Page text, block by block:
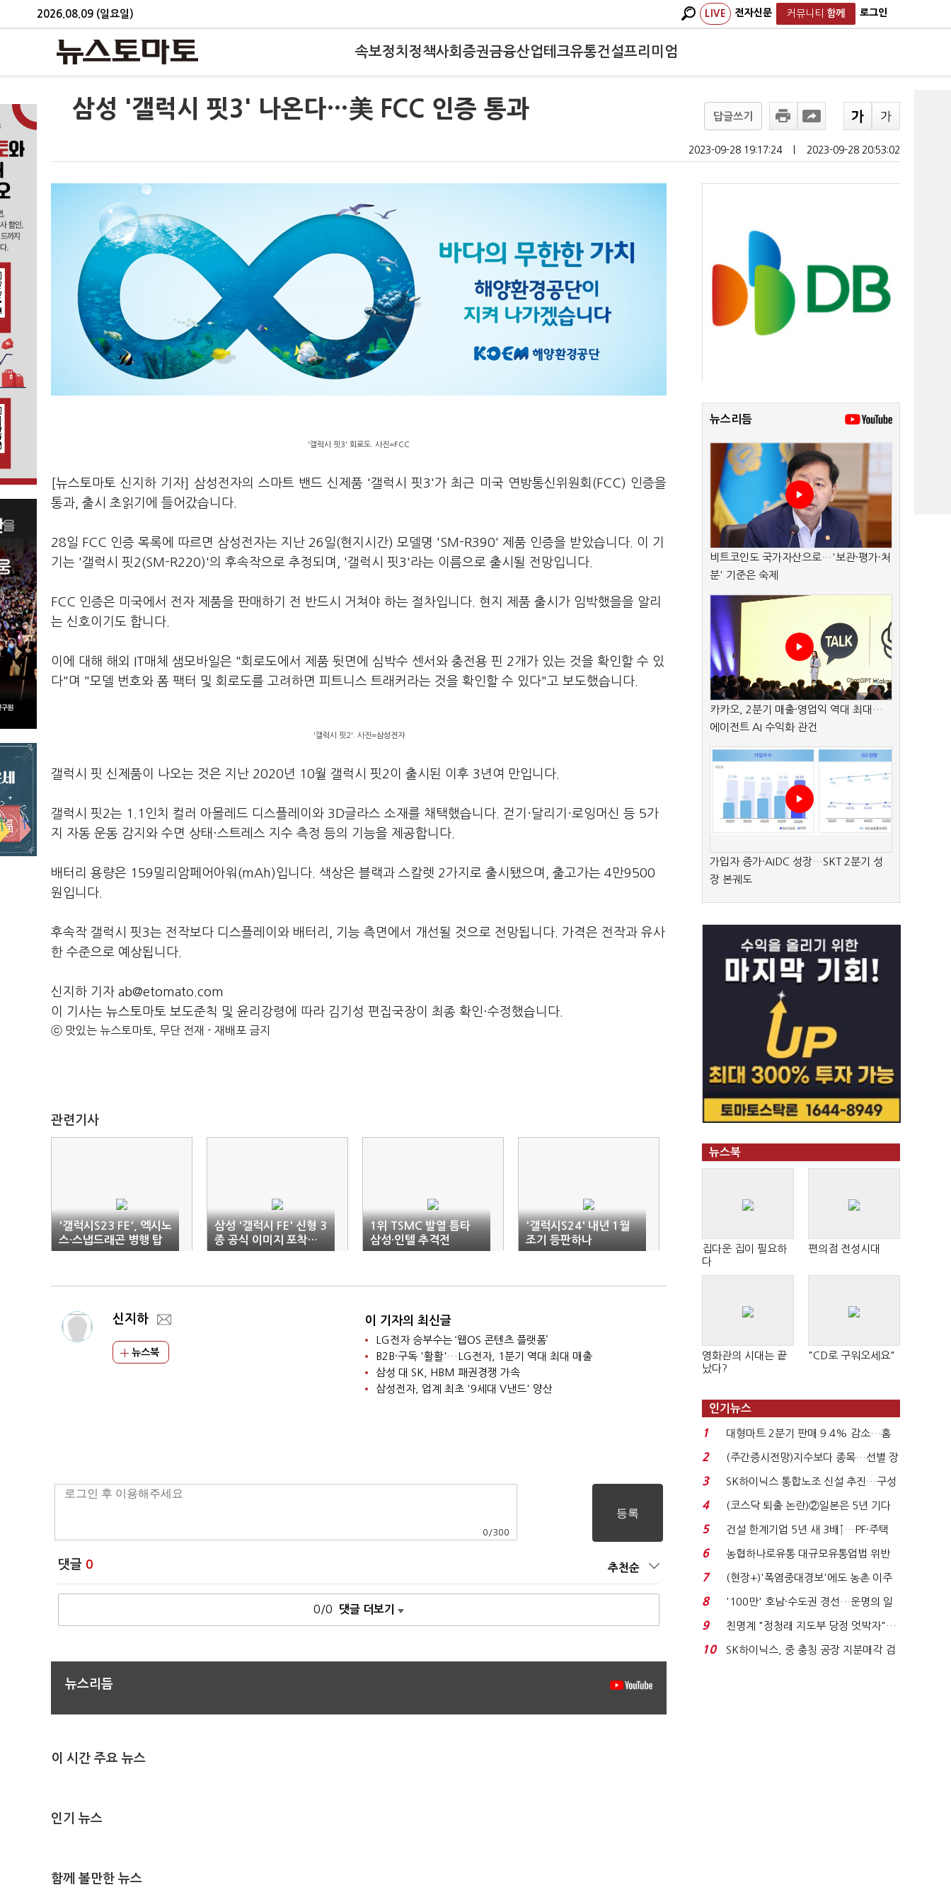
2026.08.09 (일요일) LIVE 전자신문 커뮤니티 함께 로그인
속보정치 정책사회 증권금융산업테크유통건설프리미엄
삼성 '갤럭시 핏3' 나온다…美 FCC 인증 통과 답글쓰기
2023-09-28 19:17:24 2023-09-28 20:53:02
'갤럭시 핏3' 회로도. 사진=FCC
[뉴스토마토 신지하 기자] 삼성전자의 스마트 밴드 신제품 '갤럭시 핏3'가 최근 미국 연방통신위원회(FCC) 인증을
통과, 출시 초읽기에 들어갔습니다.
28일 FCC 인증 목록에 따르면 삼성전자는 지난 26일(현지시간) 모델명 'SM-R390' 제품 인증을 받았습니다. 이 기
기는 '갤럭시 핏2(SM-R220)'의 후속작으로 추정되며, '갤럭시 핏3'라는 이름으로 출시될 전망입니다.
FCC 인증은 미국에서 전자 제품을 판매하기 전 반드시 거쳐야 하는 절차입니다. 현지 제품 출시가 임박했을을 알리
는 신호이기도 합니다.
이에 대해 해외 IT매체 샘모바일은 "회로도에서 제품 뒷면에 심박수 센서와 충전용 핀 2개가 있는 것을 확인할 수 있
다"며 "모델 번호와 폼 팩터 및 회로도를 고려하면 피트니스 트래커라는 것을 확인할 수 있다"고 보도했습니다.
'갤럭시 핏2'. 사진=삼성전자
갤럭시 핏 신제품이 나오는 것은 지난 2020년 10월 갤럭시 핏2이 출시된 이후 3년여 만입니다.
갤럭시 핏2는 1.1인치 컬러 아몰레드 디스플레이와 3D글라스 소재를 채택했습니다. 걷기·달리기·로잉머신 등 5가
지 자동 운동 감지와 수면 상태·스트레스 지수 측정 등의 기능을 제공합니다.
배터리 용량은 159밀리암페어아워(mAh)입니다. 색상은 블랙과 스칼렛 2가지로 출시됐으며, 출고가는 4만9500
원입니다.
후속작 갤럭시 핏3는 전작보다 디스플레이와 배터리, 기능 측면에서 개선될 것으로 전망됩니다. 가격은 전작과 유사
한 수준으로 예상됩니다.
신지하 기자 ab@etomato.com
이 기사는 뉴스토마토 보도준칙 및 윤리강령에 따라 김기성 편집국장이 최종 확인·수정했습니다.
ⓒ 맛있는 뉴스토마토, 무단 전재 - 재배포 금지
관련기사
'갤럭시S23 FE', 엑시노
스·스냅드래곤 병행 탑
재
삼성 '갤럭시 FE' 신형 3
종 공식 이미지 포착…
하반기 출시설 '솔솔'
1위 TSMC 발열 틈타
삼성·인텔 추격전
'갤럭시S24' 내년 1월
조기 등판하나
신지하
뉴스북
이 기자의 최신글
LG전자 승부수는 ‘웹OS 콘텐츠 플랫폼’
B2B·구독 '활활'…LG전자, 1분기 역대 최대 매출
삼성 대 SK, HBM 패권경쟁 가속
삼성전자, 업계 최초 '9세대 V낸드' 양산
0 /300
댓글 0 추천순
0/0 댓글 더보기
뉴스리듬
이 시간 주요 뉴스
인기 뉴스
함께 볼만한 뉴스
뉴스리듬
비트코인도 국가자산으로…'보관·평가·처
분' 기준은 숙제
카카오, 2분기 매출·영업익 역대 최대…
에이전트 AI 수익화 관건
가입자 증가·AIDC 성장…SKT 2분기 성
장 본궤도
뉴스북
집다운 집이 필요하
다
편의점 전성시대
영화관의 시대는 끝
났다?
"CD로 구워오세요"
인기뉴스
1
대형마트 2분기 판매 9.4% 감소…홈
플러스 사태 여파...
2
(주간증시전망)지수보다 종목…선별 장
세 이어진다...
3
SK하이닉스 통합노조 신설 추진…구성
원 간 성과급 불...
4
(코스닥 퇴출 논란)②일본은 5년 기다
려주는데 우리는 ...
5
건설 한계기업 5년 새 3배↑…PF·주택
침체에 재무 ...
6
농협하나로유통 대규모유통업법 위반
적발…공정위, 과...
7
(현장+)'폭염중대경보'에도 농촌 이주
노동자는 강행군…'야...
8
'100만' 호남·수도권 경선…운명의 일
주일
9
친명계 "정청래 지도부 당정 엇박자"…
친청계 "신천지 오...
10
SK하이닉스, 중 충칭 공장 지분매각 검